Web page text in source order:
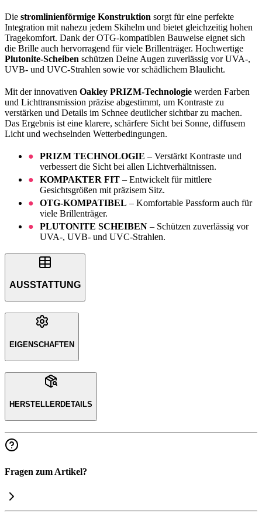
Die stromlinienförmige Konstruktion sorgt für eine perfekte
Integration mit nahezu jedem Skihelm und bietet gleichzeitig hohen
Tragekomfort. Dank der OTG-kompatiblen Bauweise eignet sich
die Brille auch hervorragend für viele Brillenträger. Hochwertige
Plutonite-Scheiben schützen Deine Augen zuverlässig vor UVA-,
UVB- und UVC-Strahlen sowie vor schädlichem Blaulicht.
Mit der innovativen Oakley PRIZM-Technologie werden Farben
und Lichttransmission präzise abgestimmt, um Kontraste zu
verstärken und Details im Schnee deutlicher sichtbar zu machen.
Das Ergebnis ist eine klarere, schärfere Sicht bei Sonne, diffusem
Licht und wechselnden Wetterbedingungen.
PRIZM TECHNOLOGIE – Verstärkt Kontraste und
verbessert die Sicht bei allen Lichtverhältnissen.
KOMPAKTER FIT – Entwickelt für mittlere
Gesichtsgrößen mit präzisem Sitz.
OTG-KOMPATIBEL – Komfortable Passform auch für
viele Brillenträger.
PLUTONITE SCHEIBEN – Schützen zuverlässig vor
UVA-, UVB- und UVC-Strahlen.
AUSSTATTUNG
EIGENSCHAFTEN
HERSTELLERDETAILS
Fragen zum Artikel?